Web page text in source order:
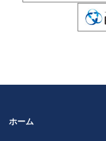
ホーム